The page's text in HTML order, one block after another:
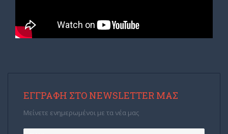
ΕΓΓΡΑΦΉ ΣΤΟ NEWSLETTER ΜΑΣ
Μείνετε ενημερωμένοι με τα νέα μας